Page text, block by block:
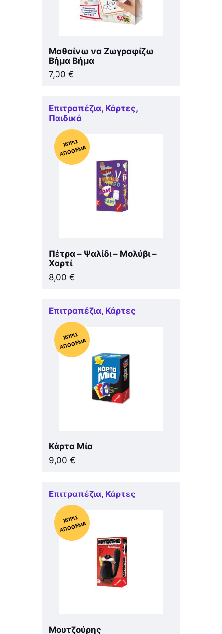
Μαθαίνω να Ζωγραφίζω
Βήμα Βήμα
7,00 €
Επιτραπέζια, Κάρτες,
Παιδικά
Χ
ΩΡΊΣ
Α
Π
Ό
ΘΕ
ΜΑ
Πέτρα – Ψαλίδι – Μολύβι –
Χαρτί
8,00 €
Επιτραπέζια, Κάρτες
Χ
ΩΡΊΣ
Α
Π
Ό
ΘΕ
ΜΑ
Κάρτα Μία
9,00 €
Επιτραπέζια, Κάρτες
Χ
ΩΡΊΣ
Α
Π
Ό
ΘΕ
ΜΑ
Μουτζούρης